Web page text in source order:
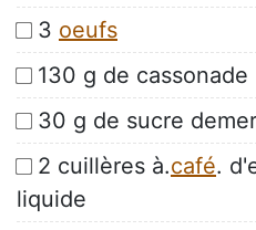
3 oeufs
130 g de cassonade
30 g de sucre
2 cuillères à.café.
liquide